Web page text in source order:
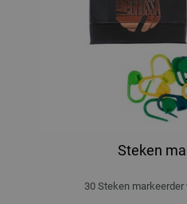
Steken
30 Steken markeerder